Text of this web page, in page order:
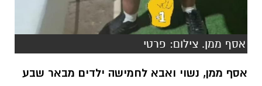
אסף ממן, נשוי ואבא לחמישה ילדים מבאר שבע
עובד בתרכובות ברום
הטיפ שלי למנגל מושלם: